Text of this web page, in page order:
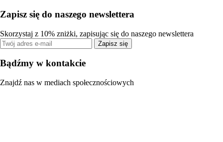
Zapisz się do naszego newslettera
Skorzystaj z 10% zniżki, zapisując się do naszego newslettera
Zapisz się
Bądźmy w kontakcie
Znajdź nas w mediach społecznościowych